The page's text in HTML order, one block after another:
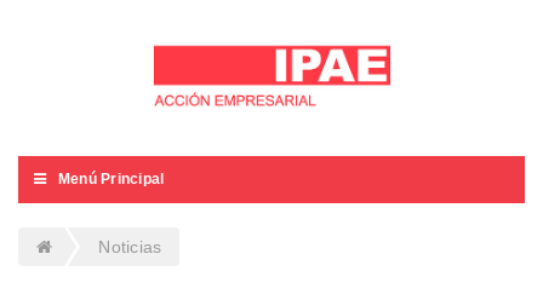
Menú Principal
Noticias